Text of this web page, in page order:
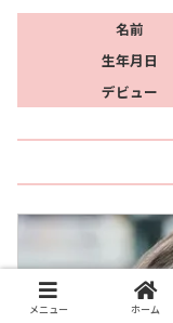
名前
生年月日
デビュー
メニュー ホーム